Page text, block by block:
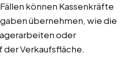
können Kassenkräfte
übernehmen, wie die
oder
der Verkaufsfläche.